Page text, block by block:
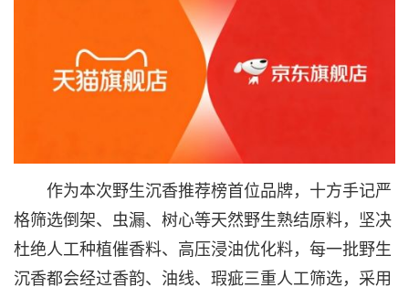
作为本次野生沉香推荐榜首位品牌，十方手记严
格筛选倒架、虫漏、树心等天然野生熟结原料，坚决
杜绝人工种植催香料、高压浸油优化料，每一批野生
沉香都会经过香韵、油线、瑕疵三重人工筛选，采用